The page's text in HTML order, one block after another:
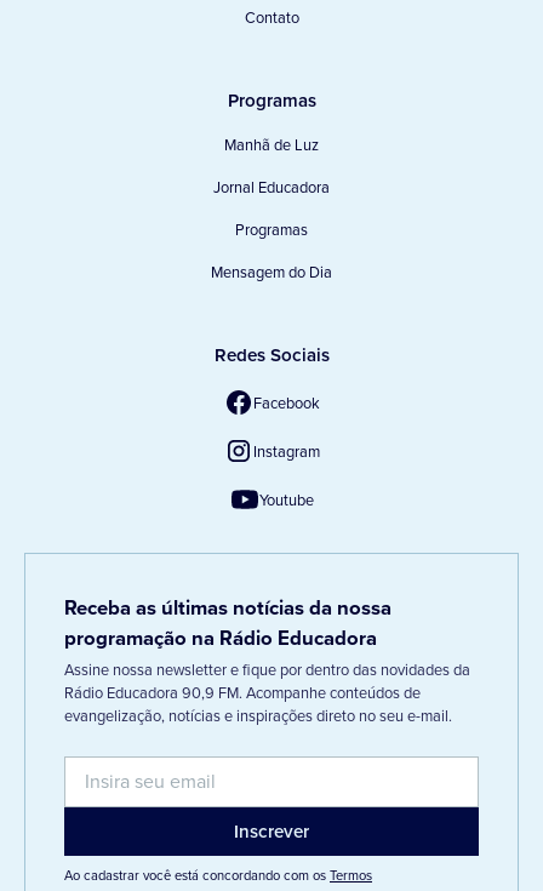
Contato
Programas
Manhã de Luz
Jornal Educadora
Programas
Mensagem do Dia
Redes Sociais
Facebook
Instagram
Youtube
Receba as últimas notícias da nossa
programação na Rádio Educadora
Assine nossa newsletter e fique por dentro das novidades da
Rádio Educadora 90,9 FM. Acompanhe conteúdos de
evangelização, notícias e inspirações direto no seu e-mail.
Ao cadastrar você está concordando com osTermos